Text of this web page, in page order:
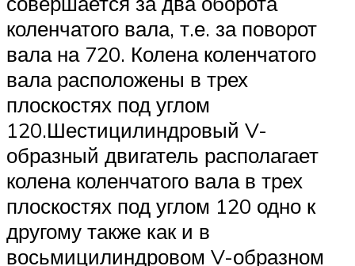
коленчатого вала, т.е. за поворот
вала на 720. Колена коленчатого
вала расположены в трех
плоскостях под углом
120.Шестицилиндровый V-
образный двигатель располагает
колена коленчатого вала в трех
плоскостях под углом 120 одно к
другому также как и в
восьмицилиндровом V-образном